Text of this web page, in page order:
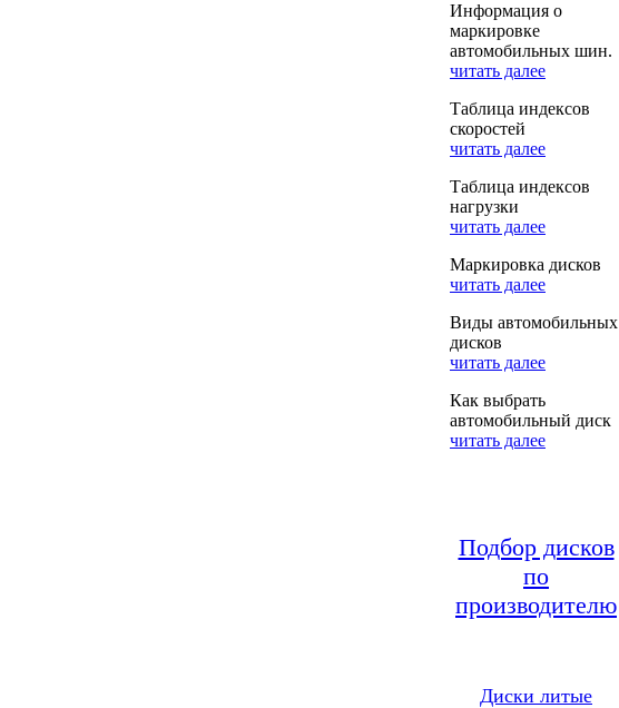
Информация о
маркировке
автомобильных шин.
читать далее
Таблица индексов
скоростей
читать далее
Таблица индексов
нагрузки
читать далее
Маркировка дисков
читать далее
Виды автомобильных
дисков
читать далее
Как выбрать
автомобильный диск
читать далее
Подбор дисков
по
производителю
Диски литые